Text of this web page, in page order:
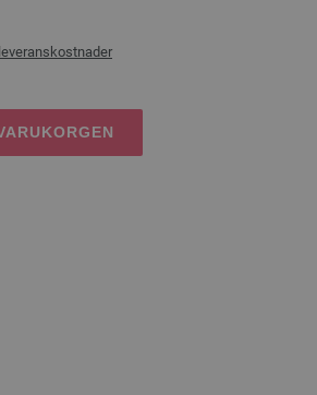
leveranskostnader